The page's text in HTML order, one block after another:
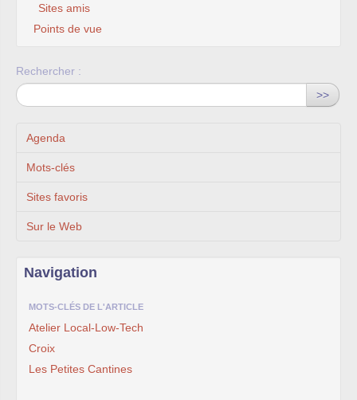
Sites amis
Points de vue
Rechercher :
>>
Agenda
Mots-clés
Sites favoris
Sur le Web
Navigation
MOTS-CLÉS DE L'ARTICLE
Atelier Local-Low-Tech
Croix
Les Petites Cantines